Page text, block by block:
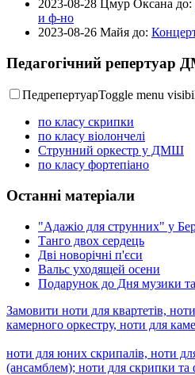
2023-08-28 Цмур Оксана до:
и ф-но
2023-08-26 Майя до:
Педагогічний репертуар
ПедрепертуарToggle menu
по класу скрипки
по класу віолончелі
Струнний оркестр у ДМШ
по класу фортепіано
Останні матеріали
"Адажіо для струнних" у
Танго двох сердець
Дві новорічні п'єси
Вальс уходящей осени
Подарунок до Дня музики
Замовити ноти для квартетів,
камерного оркестру, ноти для
ноти для юних скрипалів, ноти
(ансамблем); ноти для скрипки та